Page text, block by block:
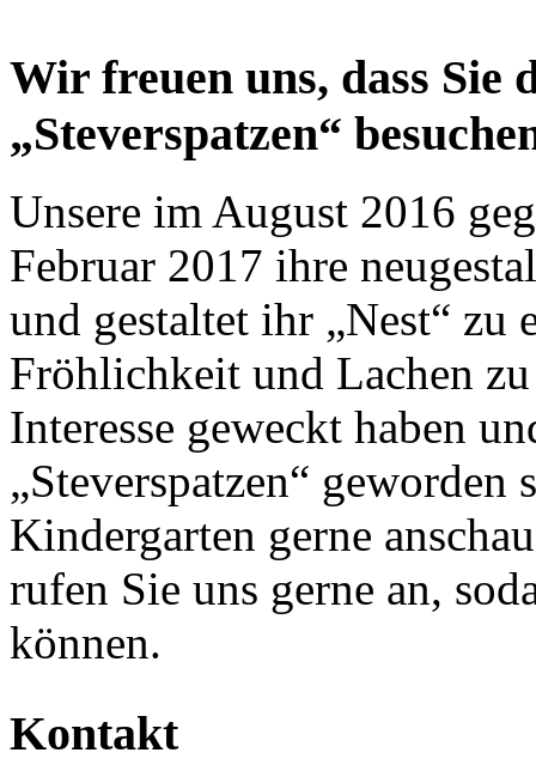
Wir freuen uns, dass
„Steverspatzen“
Unsere im August 2016
Februar 2017 ihre
und gestaltet ihr „Nest“ zu
Fröhlichkeit und Lachen
Interesse geweckt haben
„Steverspatzen“ geworden
Kindergarten gerne
rufen Sie uns gerne an,
können.
Kontakt